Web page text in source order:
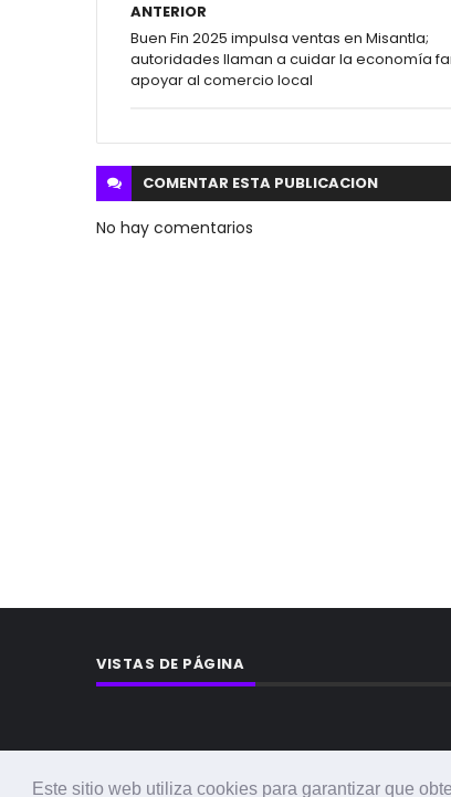
Este sitio web utiliza cookies para garantizar que
ANTERIOR
Buen Fin 2025 impulsa ventas en Misantla;
autoridades llaman a cuidar la economía
apoyar al comercio local
COMENTAR ESTA PUBLICACION
No hay comentarios
VISTAS DE PÁGINA